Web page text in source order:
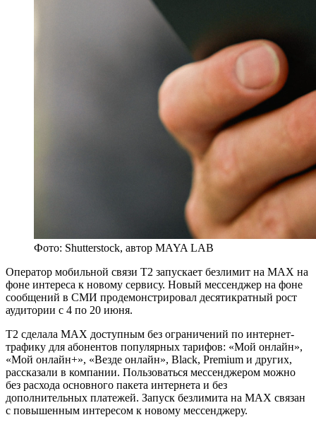
Фото: Shutterstock, автор MAYA LAB
Оператор мобильной связи T2 запускает безлимит на MAX на
фоне интереса к новому сервису. Новый мессенджер на фоне
сообщений в СМИ продемонстрировал десятикратный рост
аудитории с 4 по 20 июня.
Т2 сделала MAX доступным без ограничений по интернет-
трафику для абонентов популярных тарифов: «Мой онлайн»,
«Мой онлайн+», «Везде онлайн», Black, Premium и других,
рассказали в компании. Пользоваться мессенджером можно
без расхода основного пакета интернета и без
дополнительных платежей. Запуск безлимита на MAX связан
с повышенным интересом к новому мессенджеру.